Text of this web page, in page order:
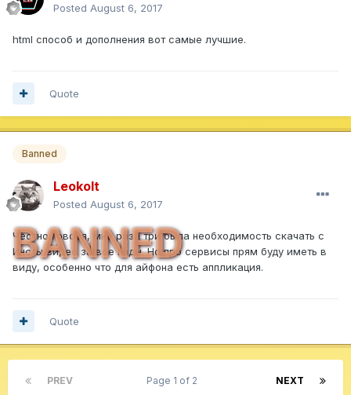
Posted August 6, 2017
html способ и дополнения вот самые лучшие.
Quote
Banned
Leokolt
Posted August 6, 2017
BANNED
Честно говоря, мне раза три была необходимость скачать с
Инсты видео за все годы. Но про сервисы прям буду иметь в
виду, особенно что для айфона есть аппликация.
Quote
PREV NEXT
Page 1 of 2